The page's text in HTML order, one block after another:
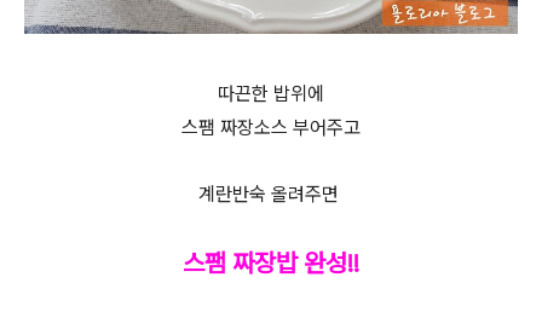
따끈한 밥위에
스팸 짜장소스 부어주고
계란반숙 올려주면
스팸 짜장밥 완성!!